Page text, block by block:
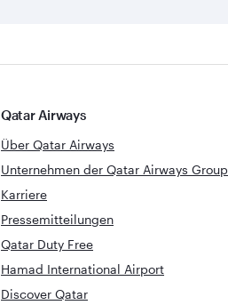
Qatar Airways
Über Qatar Airways
Unternehmen der Qatar Airways Group
Karriere
Pressemitteilungen
Qatar Duty Free
Hamad International Airport
Discover Qatar